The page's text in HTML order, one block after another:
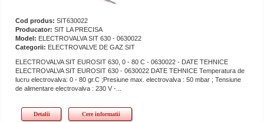
Cod produs: SIT630022
Producator: SIT LA PRECISA
Model: ELECTROVALVA SIT 630 - 0630022
Categorii: ELECTROVALVE DE GAZ SIT
ELECTROVALVA SIT EUROSIT 630, 0 - 80 C - 0630022 - DATE TEHNICE
ELECTROVALVA SIT EUROSIT 630 - 0630022 DATE TEHNICE Temperatura de
lucru electrovalva: 0 - 80 gr.C ;Presiune max. electrovalva : 50 mbar ; Tensiune
de alimentare electrovalva : 230 V -...
Detalii Cere informatii